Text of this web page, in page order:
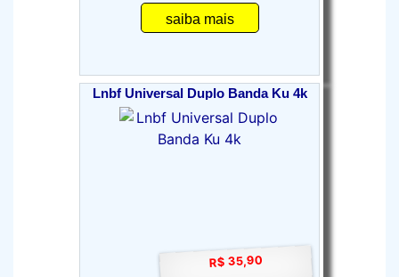
saiba mais
Lnbf Universal Duplo Banda Ku 4k
R$ 35,90